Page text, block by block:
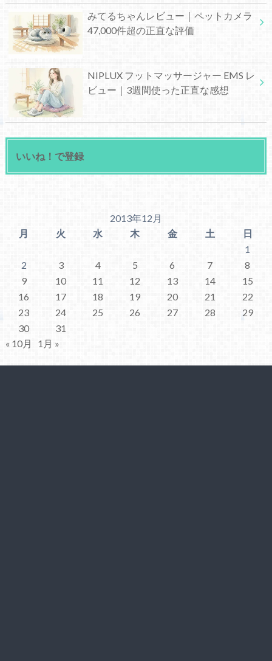
みてるちゃんレビュー｜ペットカメラ
47,000件超の正直な評価
NIPLUX フットマッサージャー EMS レ
ビュー｜3週間使った正直な感想
いいね！で登録
2013年12月
月
火 水 木 金 土
日
1
2
3 4 5 6 7
8
9
10 11 12 13 14
15
16
17 18 19 20 21
22
23
24 25 26 27 28
29
30
31
« 10月
1月 »